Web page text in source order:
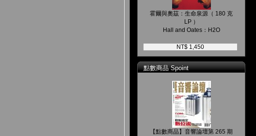
霍爾與奧茲：生命泉源（ 180 克
LP ）
Hall and Oates：H2O
NT$ 1,450
點數商品 Spoint
【點數商品】音響論壇第 265 期